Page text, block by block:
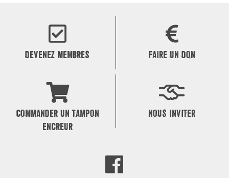
DEVENEZ MEMBRES FAIRE UN DON
COMMANDER UN TAMPON
ENCREUR
NOUS INVITER